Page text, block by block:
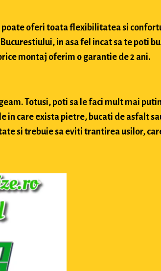
oferi toata flexibilitatea si
in asa fel incat sa te poti
montaj oferim o garantie de 2 ani.
Totusi, poti sa le faci mult mai
in care exista pietre, bucati de asfalt
si trebuie sa eviti trantirea usilor,